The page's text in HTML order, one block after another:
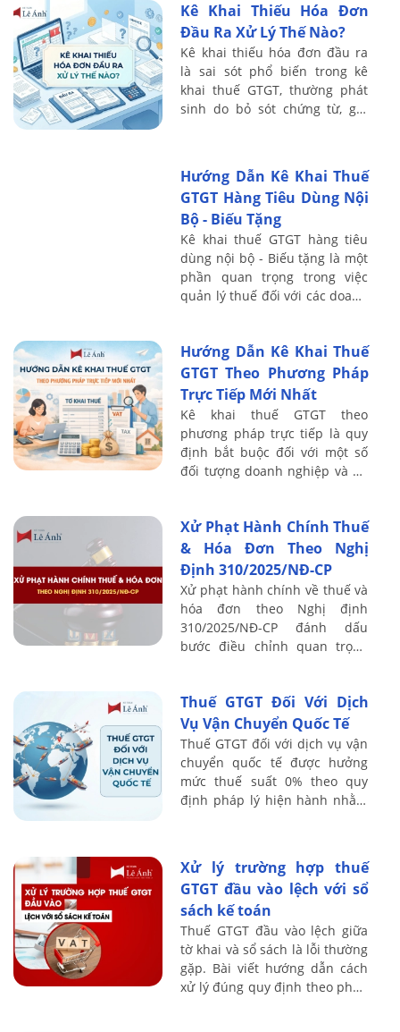
Kê Khai Thiếu Hóa Đơn
Đầu Ra Xử Lý Thế Nào?
Kê khai thiếu hóa đơn đầu ra
là sai sót phổ biến trong kê
khai thuế GTGT, thường phát
sinh do bỏ sót chứng từ, ghi
Hướng Dẫn Kê Khai Thuế
GTGT Hàng Tiêu Dùng Nội
Bộ - Biếu Tặng
Kê khai thuế GTGT hàng tiêu
dùng nội bộ - Biếu tặng là một
phần quan trọng trong việc
quản lý thuế đối với các doanh
...
Hướng Dẫn Kê Khai Thuế
GTGT Theo Phương Pháp
Trực Tiếp Mới Nhất
Kê khai thuế GTGT theo
phương pháp trực tiếp là quy
định bắt buộc đối với một số
đối tượng doanh nghiệp và hộ
chi tiết ...
Xử Phạt Hành Chính Thuế
& Hóa Đơn Theo Nghị
Định 310/2025/NĐ-CP
Xử phạt hành chính về thuế và
hóa đơn theo Nghị định
310/2025/NĐ-CP đánh dấu
bước điều chỉnh quan trọng
đơn điện tử và ...
Thuế GTGT Đối Với Dịch
Vụ Vận Chuyển Quốc Tế
Thuế GTGT đối với dịch vụ vận
chuyển quốc tế được hưởng
mức thuế suất 0% theo quy
định pháp lý hiện hành nhằm
tranh cho doanh ...
Xử lý trường hợp thuế
GTGT đầu vào lệch với sổ
sách kế toán
Thuế GTGT đầu vào lệch giữa
tờ khai và sổ sách là lỗi thường
gặp. Bài viết hướng dẫn cách
xử lý đúng quy định theo pháp